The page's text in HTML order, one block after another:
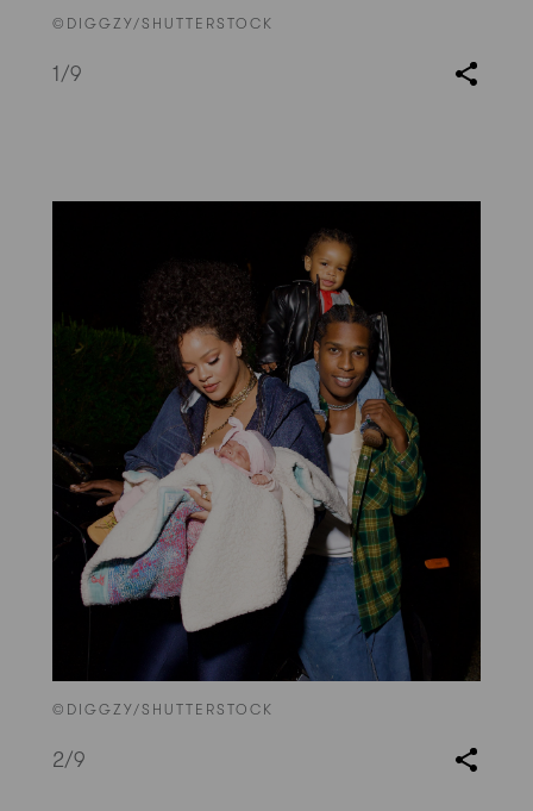
©DIGGZY/SHUTTERSTOCK
1/9
©DIGGZY/SHUTTERSTOCK
2/9